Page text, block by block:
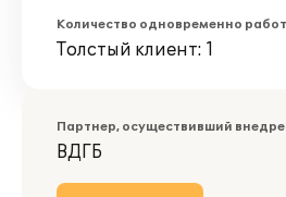
Количество одновременно
Толстый клиент: 1
Партнер, осуществивший
ВДГБ